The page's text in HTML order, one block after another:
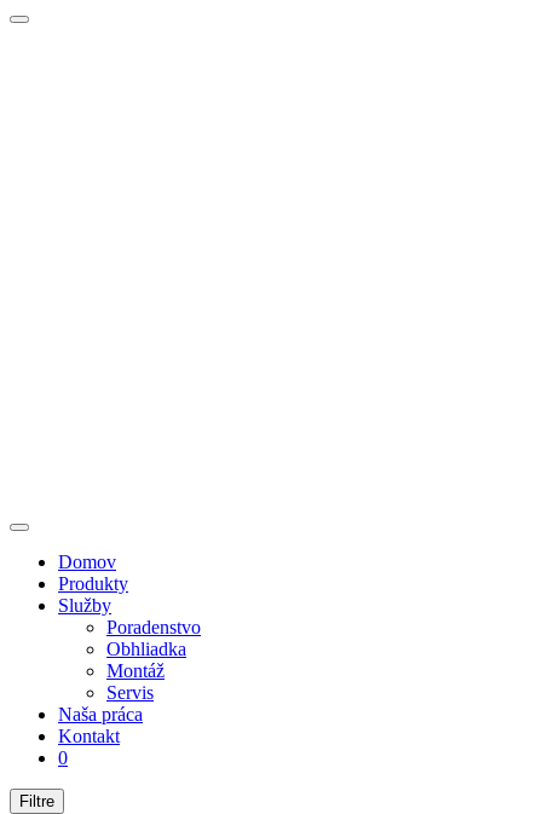
Domov
Produkty
Služby
Poradenstvo
Obhliadka
Montáž
Servis
Naša práca
Kontakt
0
Filtre